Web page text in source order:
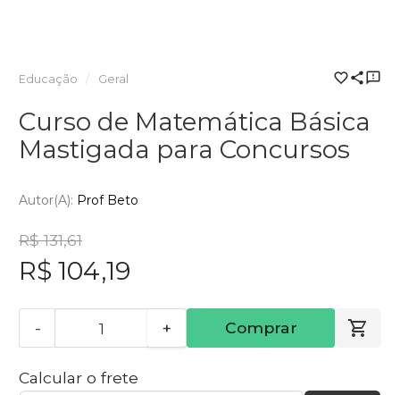
Educação Geral
Curso de Matemática Básica
Mastigada para Concursos
Autor(a): Prof Beto
R$ 131,61
R$ 104,19
- + Comprar
Calcular o frete